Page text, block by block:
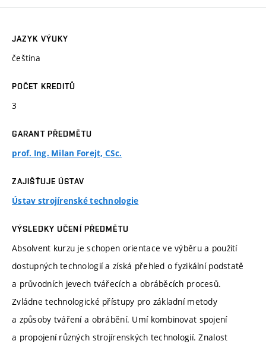
JAZYK VÝUKY
čeština
POČET KREDITŮ
3
GARANT PŘEDMĚTU
prof. Ing. Milan Forejt, CSc.
ZAJIŠŤUJE ÚSTAV
Ústav strojírenské technologie
VÝSLEDKY UČENÍ PŘEDMĚTU
Absolvent kurzu je schopen orientace ve výběru a použití
dostupných technologií a získá přehled o fyzikální podstatě
a průvodních jevech tvářecích a obráběcích procesů.
Zvládne technologické přístupy pro základní metody
a způsoby tváření a obrábění. Umí kombinovat spojení
a propojení různých strojírenských technologií. Znalost